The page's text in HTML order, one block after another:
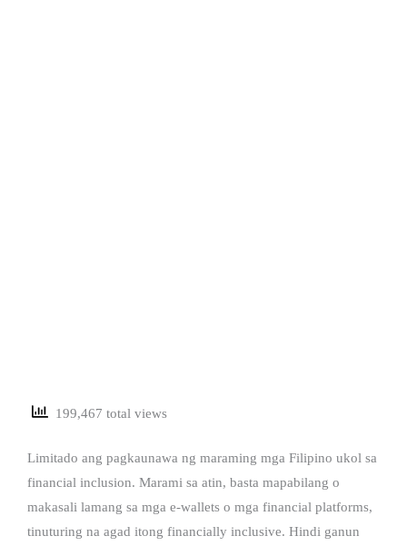
199,467 total views
Limitado ang pagkaunawa ng maraming mga Filipino ukol sa
financial inclusion. Marami sa atin, basta mapabilang o
makasali lamang sa mga e-wallets o mga financial platforms,
tinuturing na agad itong financially inclusive. Hindi ganun